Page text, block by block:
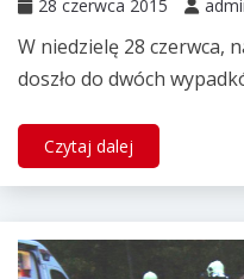
28 czerwca 2015
W niedzielę 28 czerwca,
doszło do dwóch
Czytaj dalej